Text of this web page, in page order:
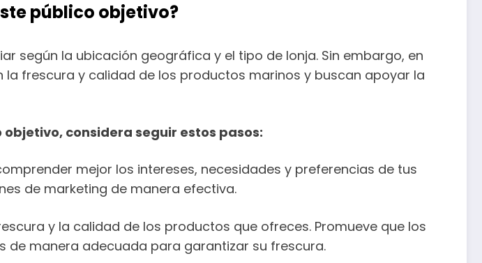
público objetivo?
según la ubicación geográfica y el tipo de lonja. Sin embargo, en
frescura y calidad de los productos marinos y buscan apoyar la
considera seguir estos pasos:
mejor los intereses, necesidades y preferencias de tus
de marketing de manera efectiva.
y la calidad de los productos que ofreces. Promueve que los
manera adecuada para garantizar su frescura.